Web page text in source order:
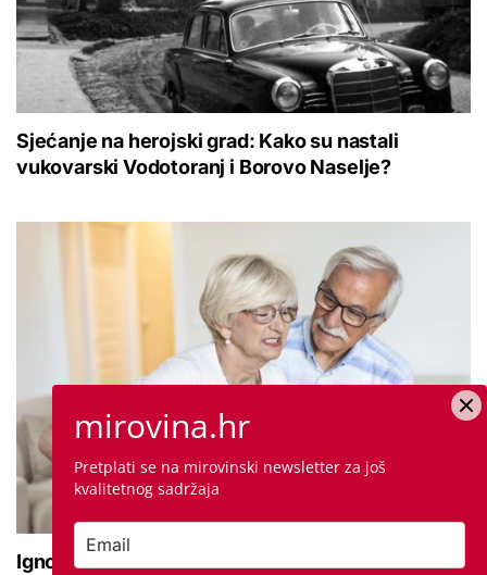
Sjećanje na herojski grad: Kako su nastali
vukovarski Vodotoranj i Borovo Naselje?
Ignorirate li prve znakove da vaši zglobovi
mirovina.hr
Pretplati se na mirovinski newsletter za još
kvalitetnog sadržaja